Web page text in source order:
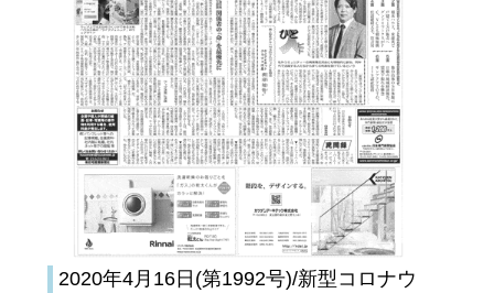
2020年4月16日(第1992号)/新型コロナウ